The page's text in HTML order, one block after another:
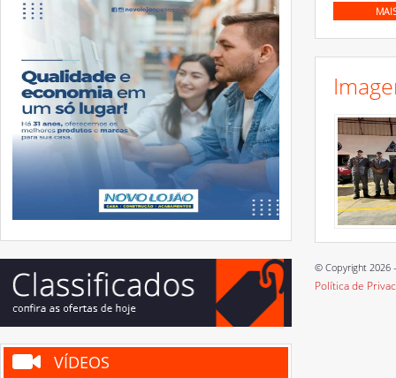
VÍDEOS
© Copyright 2026
Política de